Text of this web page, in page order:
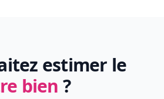
estimer le
bien ?